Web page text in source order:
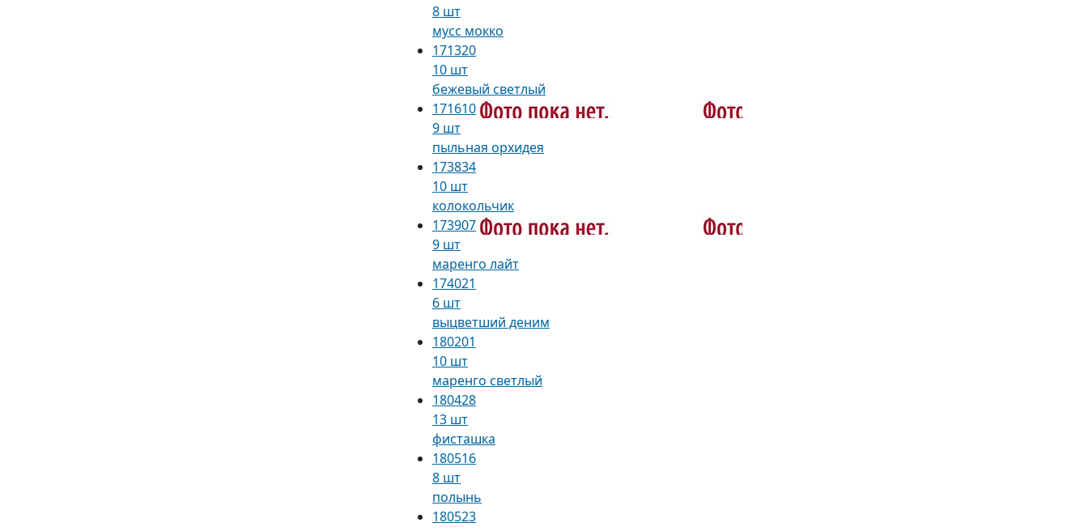
8 шт
мусс мокко
171320
10 шт
бежевый светлый
171610
9 шт
пыльная орхидея
173834
10 шт
колокольчик
173907
9 шт
маренго лайт
174021
6 шт
выцветший деним
180201
10 шт
маренго светлый
180428
13 шт
фисташка
180516
8 шт
полынь
180523